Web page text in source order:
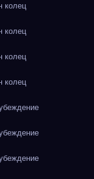
колец
колец
колец
колец